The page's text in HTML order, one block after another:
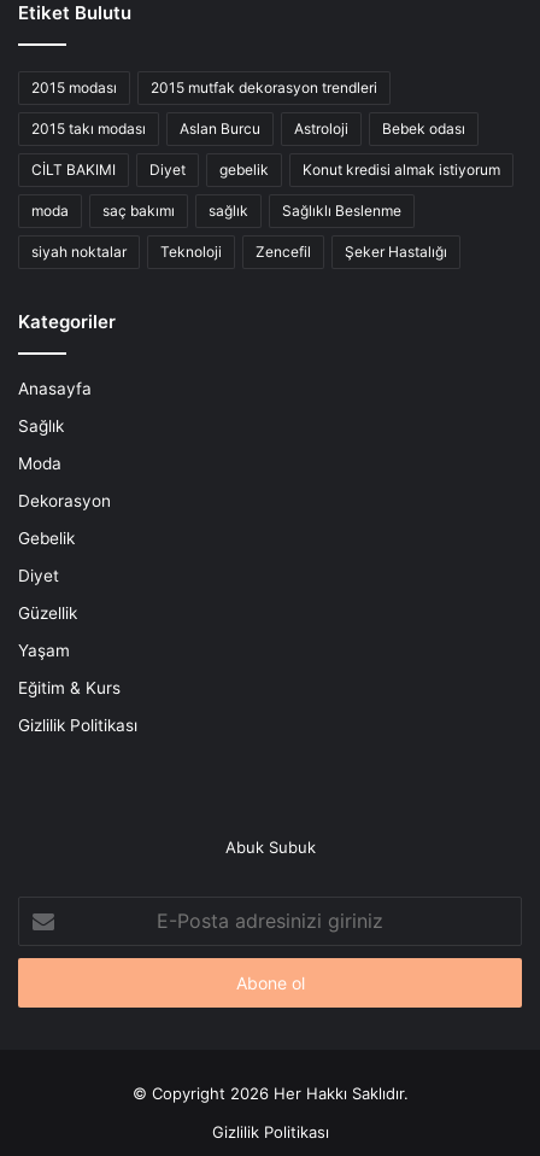
Etiket Bulutu
2015 modası 2015 mutfak dekorasyon trendleri
2015 takı modası Aslan Burcu Astroloji Bebek odası
CİLT BAKIMI Diyet gebelik Konut kredisi almak istiyorum
moda saç bakımı sağlık Sağlıklı Beslenme
siyah noktalar Teknoloji Zencefil Şeker Hastalığı
Kategoriler
Anasayfa
Sağlık
Moda
Dekorasyon
Gebelik
Diyet
Güzellik
Yaşam
Eğitim & Kurs
Gizlilik Politikası
Abuk Subuk
Posta
adresinizi
© Copyright 2026 Her Hakkı Saklıdır.
Gizlilik Politikası